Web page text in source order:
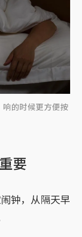
的时候更方便按
要
钟，从隔天早